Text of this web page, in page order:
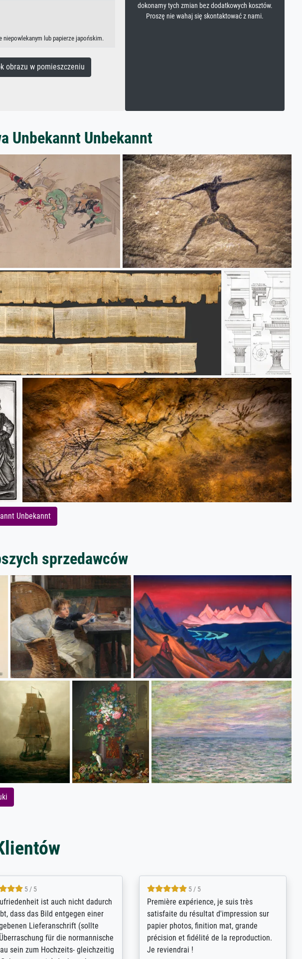
niepowlekanym lub papierze japońskim.
w pomieszczeniu
dokonamy tych zmian bez dodatkowych kosztów.
Proszę nie wahaj się skontaktować z nami.
Unbekannt Unbekannt
Unbekannt
sprzedawców
4.8 / 5
Qualität. Man kann sich
anpassen lassen, wie z.B.:
Farbe, Helligkeit,
und Weiteres. Sehr freundliche
per Mail. Das Bild (ein
4.8 / 5
Qualité absolument irréprochable.
Extraordinaire diversité des thèmes
abordés et personnalisation des
demandes (recadrage, réajustement des
couleurs). Relation clientèle parfaite.